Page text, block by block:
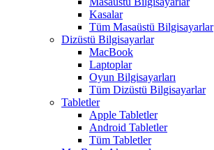
Kasalar
Tüm Masaüstü Bilgisayarlar
Dizüstü Bilgisayarlar
MacBook
Laptoplar
Oyun Bilgisayarları
Tüm Dizüstü Bilgisayarlar
Tabletler
Apple Tabletler
Android Tabletler
Tüm Tabletler